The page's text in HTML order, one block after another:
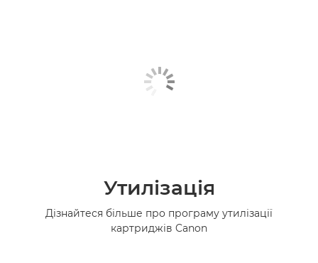
Утилізація
Дізнайтеся більше про програму утилізації
картриджів Canon